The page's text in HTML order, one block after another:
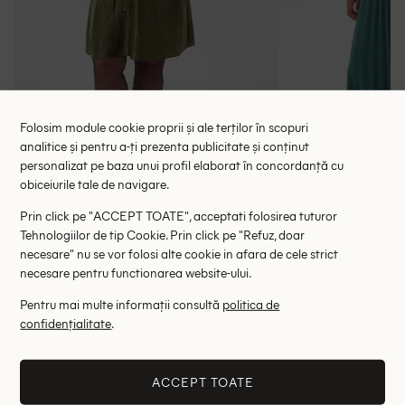
118.00 lei 189.00 lei
RRP: 369.00 lei
Folosim module cookie proprii și ale terților în scopuri
analitice și pentru a-ți prezenta publicitate și conținut
personalizat pe baza unui profil elaborat în concordanță cu
obiceiurile tale de navigare.
Prin click pe "ACCEPT TOATE", acceptati folosirea tuturor
Tehnologiilor de tip Cookie. Prin click pe "Refuz, doar
necesare" nu se vor folosi alte cookie in afara de cele strict
necesare pentru functionarea website-ului.
Pentru mai multe informații consultă politica de
confidențialitate.
ACCEPT TOATE